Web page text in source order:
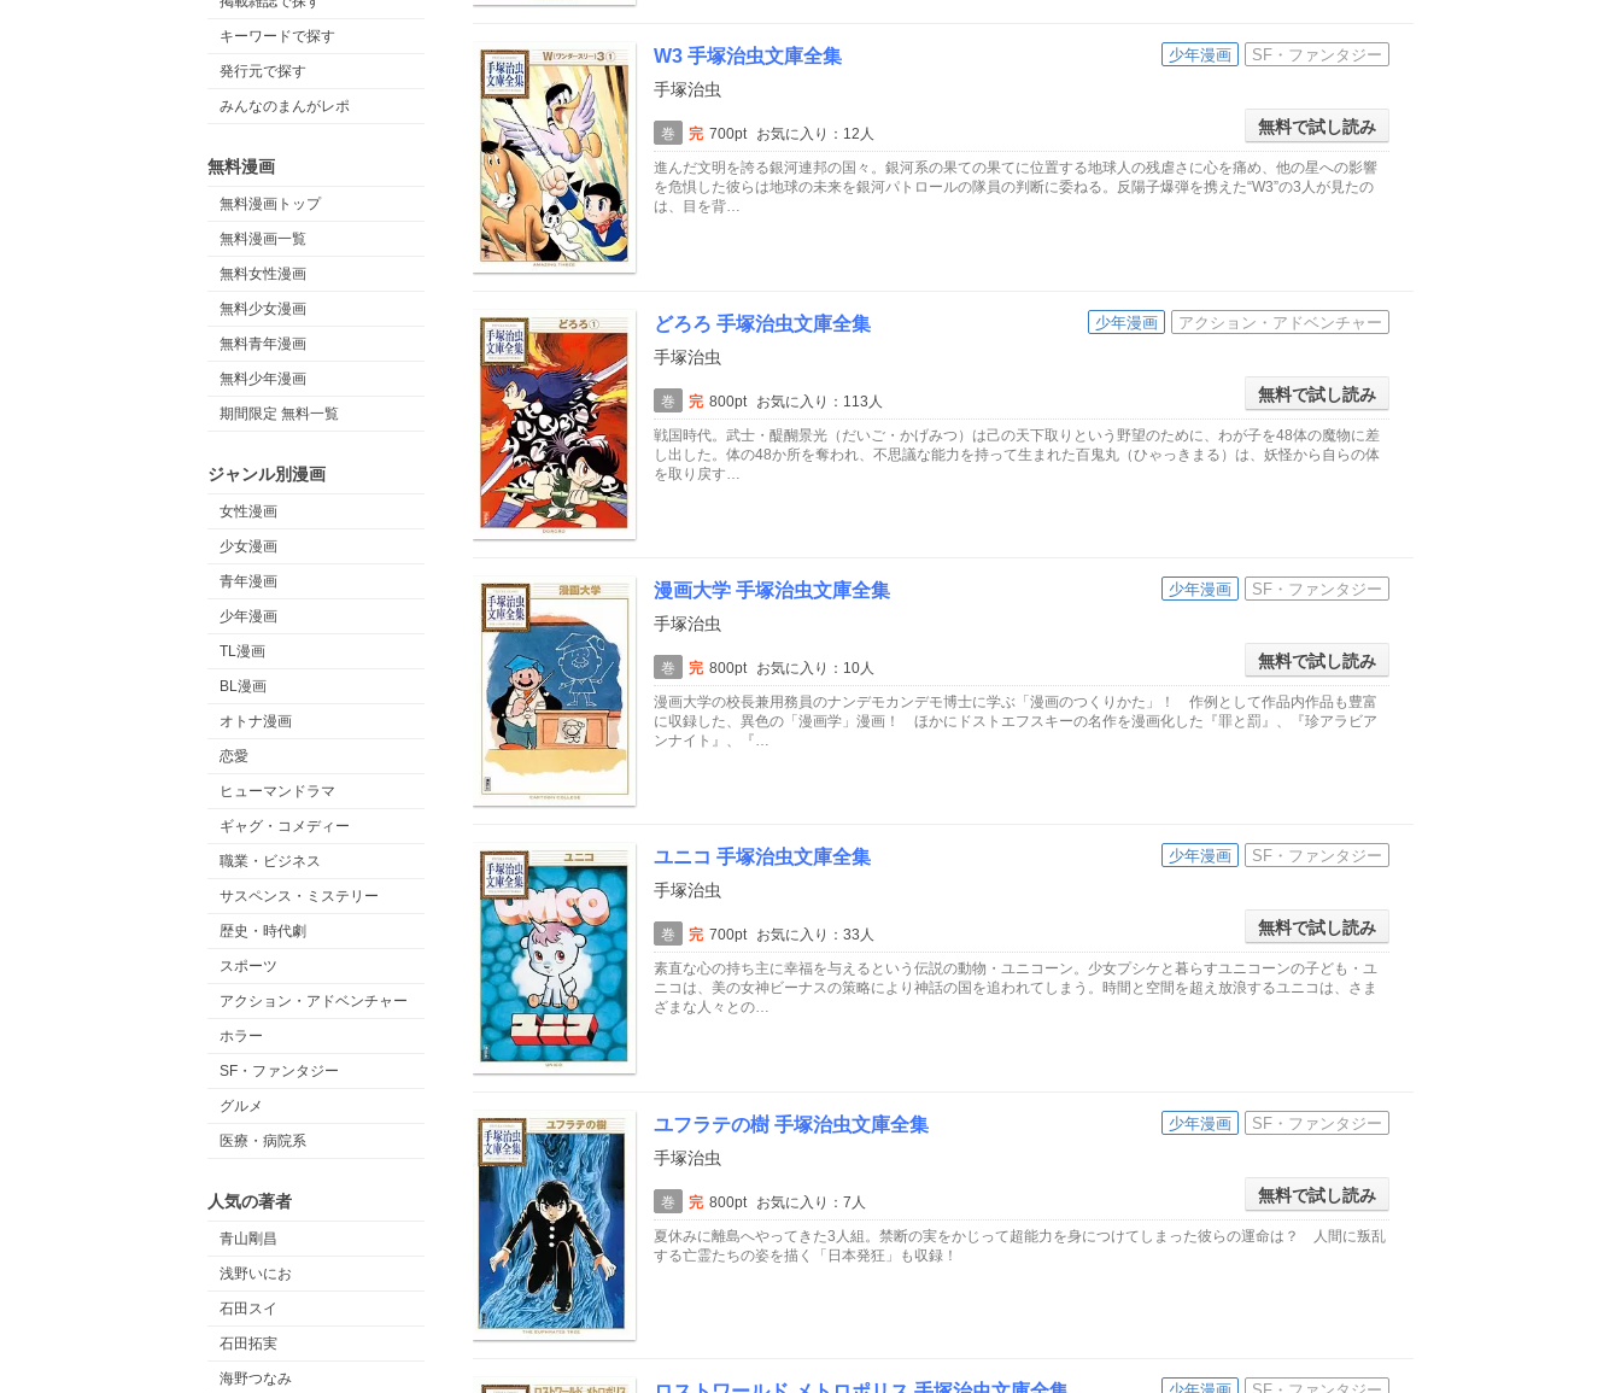
キーワードで探す
発行元で探す
みんなのまんがレポ
無料漫画
無料漫画トップ
無料漫画一覧
無料女性漫画
無料少女漫画
無料青年漫画
無料少年漫画
期間限定 無料一覧
ジャンル別漫画
女性漫画
少女漫画
青年漫画
少年漫画
TL漫画
BL漫画
オトナ漫画
恋愛
ヒューマンドラマ
ギャグ・コメディー
職業・ビジネス
サスペンス・ミステリー
歴史・時代劇
スポーツ
アクション・アドベンチャー
ホラー
SF・ファンタジー
グルメ
医療・病院系
人気の著者
青山剛昌
浅野いにお
石田スイ
石田拓実
海野つなみ
少年漫画 SF・ファンタジー
W3 手塚治虫文庫全集
手塚治虫
無料で試し読み
巻 完 700pt
お気に入り：12人
進んだ文明を誇る銀河連邦の国々。銀河系の果ての果てに位置する地球人の残虐さに心を痛め、他の星への影響
を危惧した彼らは地球の未来を銀河パトロールの隊員の判断に委ねる。反陽子爆弾を携えた“W3”の3人が見たの
は、目を背…
少年漫画 アクション・アドベンチャー
どろろ 手塚治虫文庫全集
手塚治虫
無料で試し読み
巻 完 800pt
お気に入り：113人
戦国時代。武士・醍醐景光（だいご・かげみつ）は己の天下取りという野望のために、わが子を48体の魔物に差
し出した。体の48か所を奪われ、不思議な能力を持って生まれた百鬼丸（ひゃっきまる）は、妖怪から自らの体
を取り戻す…
少年漫画 SF・ファンタジー
漫画大学 手塚治虫文庫全集
手塚治虫
無料で試し読み
巻 完 800pt
お気に入り：10人
漫画大学の校長兼用務員のナンデモカンデモ博士に学ぶ「漫画のつくりかた」！ 作例として作品内作品も豊富
に収録した、異色の「漫画学」漫画！ ほかにドストエフスキーの名作を漫画化した『罪と罰』、『珍アラビア
ンナイト』、『…
少年漫画 SF・ファンタジー
ユニコ 手塚治虫文庫全集
手塚治虫
無料で試し読み
巻 完 700pt
お気に入り：33人
素直な心の持ち主に幸福を与えるという伝説の動物・ユニコーン。少女プシケと暮らすユニコーンの子ども・ユ
ニコは、美の女神ビーナスの策略により神話の国を追われてしまう。時間と空間を超え放浪するユニコは、さま
ざまな人々との…
少年漫画 SF・ファンタジー
ユフラテの樹 手塚治虫文庫全集
手塚治虫
無料で試し読み
巻 完 800pt
お気に入り：7人
夏休みに離島へやってきた3人組。禁断の実をかじって超能力を身につけてしまった彼らの運命は？ 人間に叛乱
する亡霊たちの姿を描く「日本発狂」も収録！